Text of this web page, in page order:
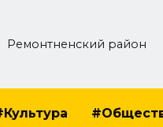
Ремонтненский район